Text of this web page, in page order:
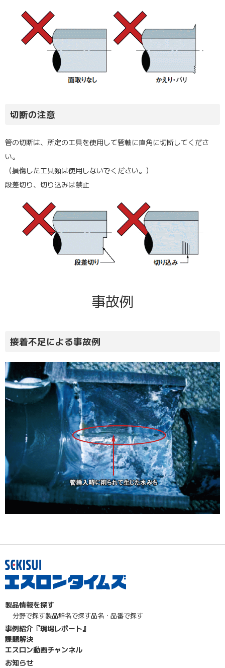
切断の注意
管の切断は、所定の工具を使用して管軸に直角に切断してくださ
い。
（損傷した工具類は使用しないでください。）
段差切り、切り込みは禁止
事故例
接着不足による事故例
製品情報を探す
分野で探す製品群名で探す品名・品番で探す
事例紹介『現場レポート』
課題解決
エスロン動画チャンネル
お知らせ